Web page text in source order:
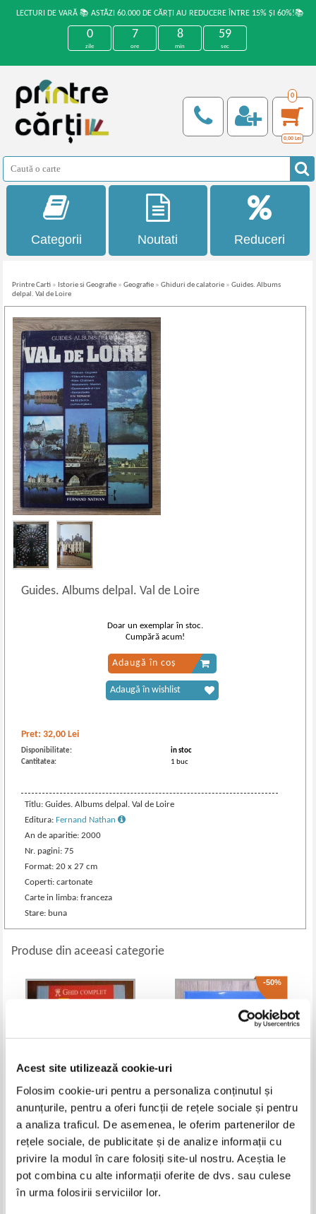
Acest site utilizează cookie-uri
Folosim cookie-uri pentru a personaliza conținutul și
anunțurile, pentru a oferi funcții de rețele sociale și pentru
a analiza traficul. De asemenea, le oferim partenerilor de
rețele sociale, de publicitate și de analize informații cu
privire la modul în care folosiți site-ul nostru. Aceștia le
pot combina cu alte informații oferite de dvs. sau culese
în urma folosirii serviciilor lor.
LECTURI DE VARĂ 📚 ASTĂZI 60.000 DE CĂRȚI AU REDUCERE ÎNTRE 15% ȘI 60%!📚
0
zile
7
ore
8
min
59
sec
0
0,00 Lei
Categorii Noutati Reduceri
Printre Carti » Istorie si Geografie »Geografie »Ghiduri de calatorie »Guides. Albums
delpal. Val de Loire
Guides. Albums delpal. Val de Loire
Pret:32,00 Lei
Disponibilitate:
in stoc
Cantitatea:
1 buc
Titlu: Guides. Albums delpal. Val de Loire
Editura:Fernand Nathan
An de aparitie: 2000
Nr. pagini: 75
Format: 20 x 27 cm
Coperti: cartonate
Carte in limba: franceza
Stare: buna
Doar un exemplar în stoc.
Cumpără acum!
Adaugă în coș
Adaugă în wishlist
Produse din aceeasi categorie
Pret:40,00 Lei
Adaugă în coș
-50%
Petre Baron - Romania
Pret:80,00Lei 40,00 Lei
Adaugă în coș